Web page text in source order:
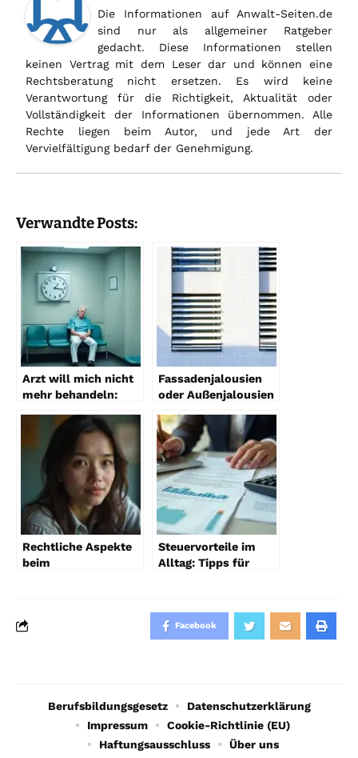
Die Informationen auf Anwalt-Seiten.de
sind nur als allgemeiner Ratgeber
gedacht. Diese Informationen stellen
keinen Vertrag mit dem Leser dar und können eine
Rechtsberatung nicht ersetzen. Es wird keine
Verantwortung für die Richtigkeit, Aktualität oder
Vollständigkeit der Informationen übernommen. Alle
Rechte liegen beim Autor, und jede Art der
Vervielfältigung bedarf der Genehmigung.
Verwandte Posts:
Arzt will mich nicht
mehr behandeln:
Fassadenjalousien
oder Außenjalousien
wählen?
Rechtliche Aspekte
beim
Steuervorteile im
Alltag: Tipps für
Facebook
Berufsbildungsgesetz
Datenschutzerklärung
Impressum
Cookie-Richtlinie (EU)
Haftungsausschluss
Über uns